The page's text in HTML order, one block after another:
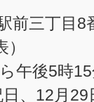
前三丁目8
午後5時
日、12月